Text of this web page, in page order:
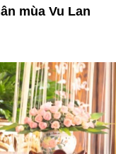
mùa Vu Lan